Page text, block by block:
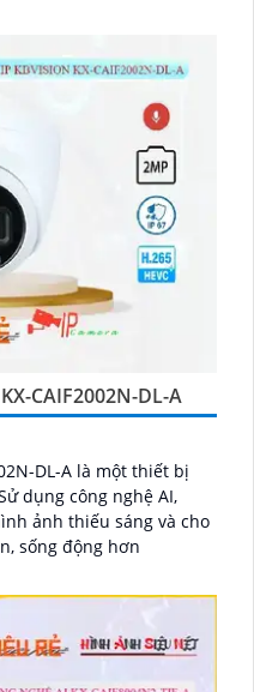
CAIF2002N-DL-A
DL-A là một thiết bị
ảnh thiếu sáng và cho
sống động hơn